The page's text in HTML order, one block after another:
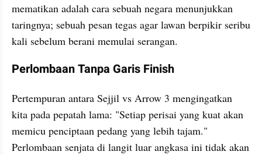
mematikan adalah cara sebuah negara menunjukkan
taringnya; sebuah pesan tegas agar lawan berpikir seribu
kali sebelum berani memulai serangan.
Perlombaan Tanpa Garis Finish
Pertempuran antara Sejjil vs Arrow 3 mengingatkan
kita pada pepatah lama: "Setiap perisai yang kuat akan
memicu penciptaan pedang yang lebih tajam."
Perlombaan senjata di langit luar angkasa ini tidak akan